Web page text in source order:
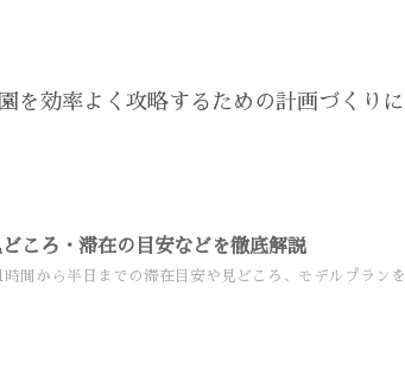
を効率よく攻略するための計画づくりに
ころ・滞在の目安などを徹底解説
間から半日までの滞在目安や見どころ、モデルプランを